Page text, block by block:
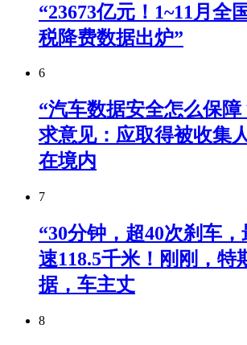
“23673亿元！1~11月全
税降费数据出炉”
6
“汽车数据安全怎么保
求意见：应取得被收集
在境内
7
“30分钟，超40次刹车
速118.5千米！刚刚，特
据，车主丈
8